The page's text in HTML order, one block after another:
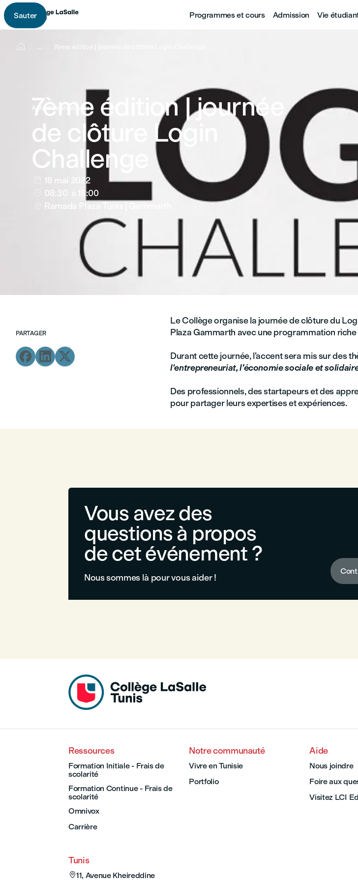
Sauter Programmes et cours Admission Vie

Activités étudiantes
7ème édition | journée
de clôture Login
Challenge
18 mai 2022
08:30 à 18:00
Ramada Plaza Tunis | Gammarth
PARTAGER
  
Le Collège organise la journée de clôture du
Plaza Gammarth avec une programmation
Durant cette journée, l’accent sera mis sur des
l'entrepreneuriat,l’économie sociale et
Des professionnels, des startapeurs et des
pour partager leurs expertises et expériences.
Vous avez des
questions à propos
de cet événement ?
Nous sommes là pour vous aider !
Ressources
Formation Initiale - Frais de
scolarité
Formation Continue - Frais de
scolarité
Omnivox
Carrière
Notre communauté
Vivre en Tunisie
Portfolio
Aide
Nous joindre
Foire aux
Visitez LCI
Tunis
11, Avenue Kheireddine